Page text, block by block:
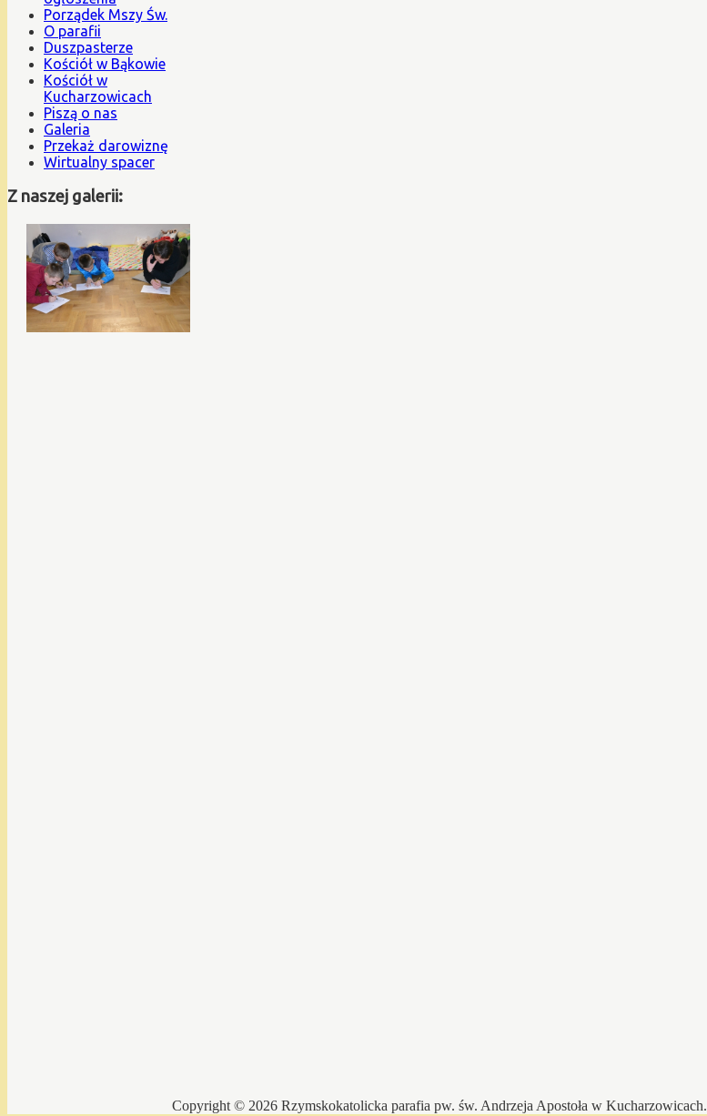
Porządek Mszy Św.
O parafii
Duszpasterze
Kościół w Bąkowie
Kościół w
Kucharzowicach
Piszą o nas
Galeria
Przekaż darowiznę
Wirtualny spacer
Z naszej galerii:
Copyright © 2026 Rzymskokatolicka parafia pw. św. Andrzeja Apostoła w Kucharzowicach.